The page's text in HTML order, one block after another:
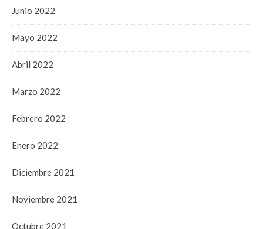
Junio 2022
Mayo 2022
Abril 2022
Marzo 2022
Febrero 2022
Enero 2022
Diciembre 2021
Noviembre 2021
Octubre 2021